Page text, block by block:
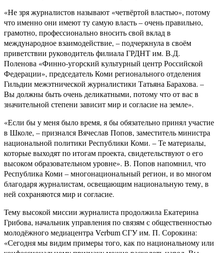
«Не зря журналистов называют «четвёртой властью», потому
что именно они имеют ту самую власть – очень правильно,
грамотно, профессионально вносить свой вклад в
международное взаимодействие, – подчеркнула в своём
приветствии руководитель филиала ГРДНТ им. В.Д.
Поленова «Финно-угорский культурный центр Российской
Федерации», председатель Коми регионального отделения
Гильдии межэтнической журналистики Татьяна Барахова. –
Вы должны быть очень деликатными, потому что от вас в
значительной степени зависит мир и согласие на земле».
«Если бы у меня было время, я бы обязательно принял участие
в Школе, – призналсяВячеслав Попов, заместитель министра
национальной политики Республики Коми. –Те материалы,
которые выходят по итогам проекта, свидетельствуют о его
высоком образовательном уровне». В. Попов напомнил, что
Республика Коми – многонациональный регион, и во многом
благодаря журналистам, освещающим национальную тему, в
ней сохраняются мир и согласие.
Тему высокой миссии журналиста продолжила Екатерина
Грибова, начальник управления по связям с общественностью
молодёжного медиацентраVerbumСГУ им. П. Сорокина:
«Сегодня мы видим примеры того, как по национальному или